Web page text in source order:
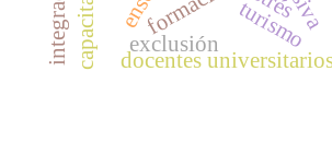
exclusión
docentes
turismo